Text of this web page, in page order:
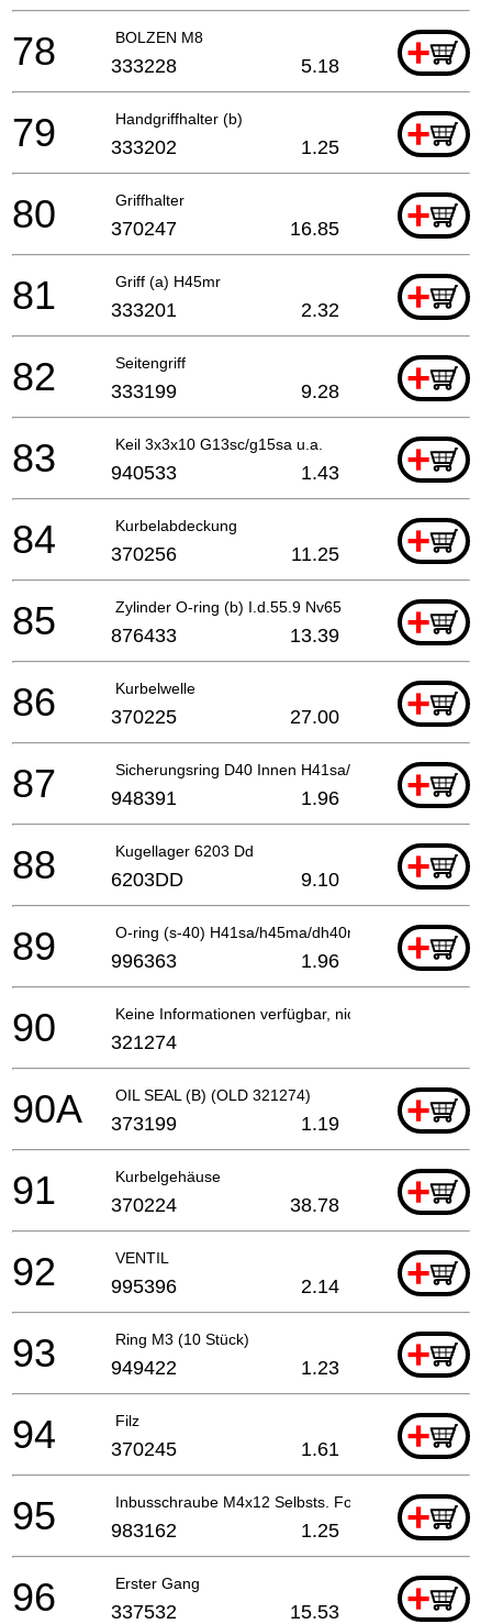
BOLZEN M8 +
78 333228 5.18
Handgriffhalter (b) +
79 333202 1.25
Griffhalter +
80 370247 16.85
Griff (a) H45mr +
81 333201 2.32
Seitengriff +
82 333199 9.28
Keil 3x3x10 G13sc/g15sa u.a. +
83 940533 1.43
Kurbelabdeckung +
84 370256 11.25
Zylinder O-ring (b) I.d.55.9 Nv65 +
85 876433 13.39
Kurbelwelle +
86 370225 27.00
Sicherungsring D40 Innen H41sa/h45ma/dh40mr
+
87 948391 1.96
Kugellager 6203 Dd +
88 6203DD 9.10
O-ring (s-40) H41sa/h45ma/dh40mr +
89 996363 1.96
Keine Informationen verfügbar, nicht bestellbar
90 321274
OIL SEAL (B) (OLD 321274) +
90A 373199 1.19
Kurbelgehäuse +
91 370224 38.78
VENTIL +
92 995396 2.14
Ring M3 (10 Stück) +
93 949422 1.23
Filz +
94 370245 1.61
Inbusschraube M4x12 Selbsts. For Switch Holder (t
+
95 983162 1.25
Erster Gang +
96 337532 15.53